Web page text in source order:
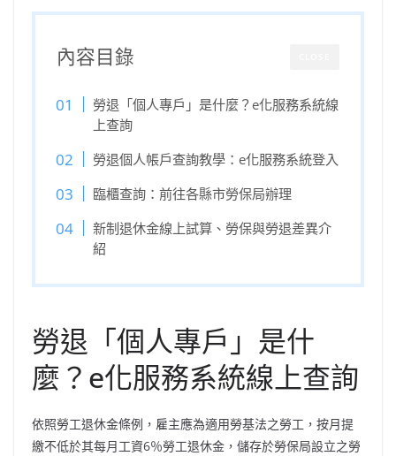
內容目錄
勞退「個人專戶」是什麼？e化服務系統線
上查詢
勞退個人帳戶查詢教學：e化服務系統登入
臨櫃查詢：前往各縣市勞保局辦理
新制退休金線上試算、勞保與勞退差異介
紹
勞退「個人專戶」是什
麼？e化服務系統線上查詢
依照勞工退休金條例，雇主應為適用勞基法之勞工，按月提
繳不低於其每月工資6％勞工退休金，儲存於勞保局設立之勞